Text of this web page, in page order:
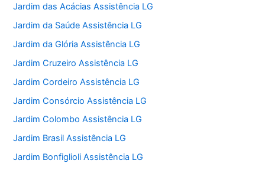
Jardim das Acácias Assistência LG
Jardim da Saúde Assistência LG
Jardim da Glória Assistência LG
Jardim Cruzeiro Assistência LG
Jardim Cordeiro Assistência LG
Jardim Consórcio Assistência LG
Jardim Colombo Assistência LG
Jardim Brasil Assistência LG
Jardim Bonfiglioli Assistência LG